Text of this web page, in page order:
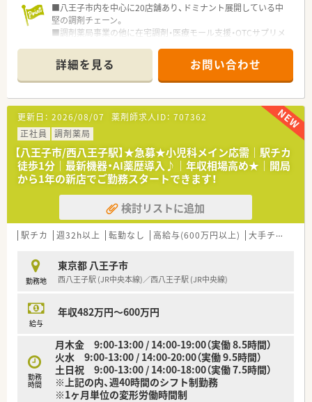
■八王子市内を中心に20店舗あり、ドミナント展開している中
堅の調剤チェーン。
■調剤薬局事業の他に在宅調剤・医療モール支援・OTCサプリメ
医療分野を中心に多角的に経営を展開しています。
■親しみやすく、困っていると声をかけてくれるような温かみの
ある社員が多い職場です。
人を大切にする社風です。
＼こんな働き方ができます／
■転居を伴う異動もなく地域に根差した働き方ができます！
■地域社会への貢献として「在宅医療・緩和ケア」に
力を入れて行くという企業方針のもと、在宅調剤事業にも積極
的に取り組んでおります。
■残業が少なく、メリハリつけた働き方ができます！
＼ワークライフバランス／
■有給取得率は80％！
■最新の「監査システム」を各店舗に導入するなど、
備を積極的に導入しております。
詳細を見る お問い合わせ
更新日： 2026/08/07 薬剤師求人ID： 707362
正社員
調剤薬局
【八王子市/西八王子駅】★急募★小児科メイン応需｜駅チカ
徒歩1分｜最新機器・AI薬歴導入♪｜年収相場高め★｜開局
から1年の新店でご勤務スタートできます！
検討リストに追加
駅チカ 週32h以上 転勤なし 高給与(600万円以上) 大手チェーン以外
勤務地
東京都 八王子市
西八王子駅 (JR中央本線)／西八王子駅 (JR中央線)
給与
年収482万円～600万円
勤務
時間
月木金 9:00-13:00 / 14:00-19:00（実働 8.5時間）
火水 9:00-13:00 / 14:00-20:00（実働 9.5時間）
土日祝 9:00-13:00 / 14:00-18:00（実働 7.5時間）
※上記の内、週40時間のシフト制勤務
※1ヶ月単位の変形労働時間制